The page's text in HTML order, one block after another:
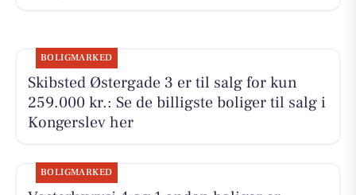
BOLIGMARKED
Skibsted Østergade 3 er til salg for kun
259.000 kr.: Se de billigste boliger til salg i
Kongerslev her
BOLIGMARKED